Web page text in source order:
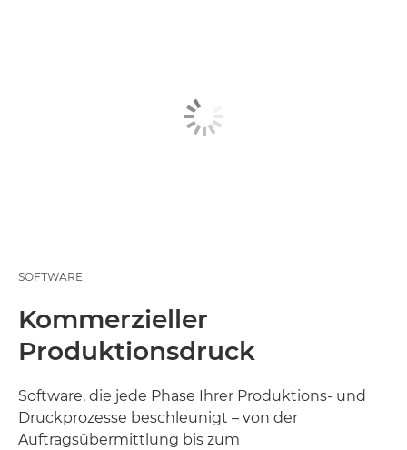
SOFTWARE
Kommerzieller
Produktionsdruck
Software, die jede Phase Ihrer Produktions- und
Druckprozesse beschleunigt – von der
Auftragsübermittlung bis zum